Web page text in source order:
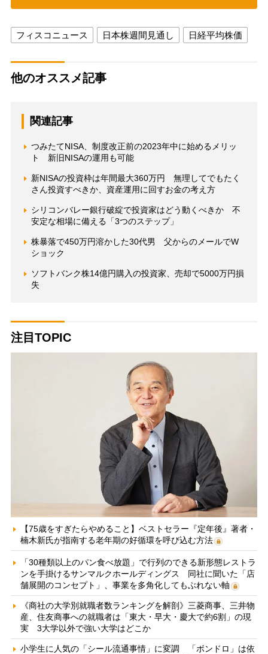
フィスコニュース 日本株週間見通し 日経平均株価
他のオススメ記事
関連記事
つみたてNISA、制度改正前の2023年中に始めるメリッ
ト 新旧NISAの運用も可能
新NISAの投資枠は年間最大360万円 無理してでもたく
さん投資すべきか、資産運用に回すお金の考え方
シリコンバレー銀行破綻で投資家はどう動くべきか 不
安定な相場に備える「3つのステップ」
株暴落で450万円溶かした30代男 父からのメールでW
ショック
ソフトバンク株14億円購入の投資家、売却で5000万円損
失
注目TOPIC
【75歳をすぎたらやめること】ベストセラー『定年後』著者・
楠木新氏が指南する老年期の好循環を呼び込む方法
「30種類以上のパン食べ放題」で行列のできる新形態レストラ
ンを手掛けるサンマルクホールディングス 同社に聞いた「店
舗展開のコンセプト」、事業を多角化してもぶれない軸
《商社の大学別就職者数ランキングを解剖》三菱商事、三井物
産、住友商事への就職者は「東大・早大・慶大で約6割」の現
実 3大学以外で強い大学はどこか
小学生に人気の「シール流通事情」に変調 「ボンドロ」は依